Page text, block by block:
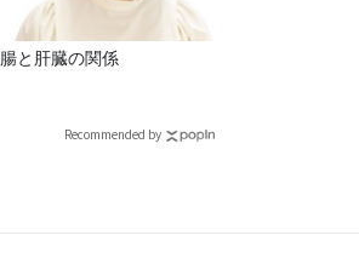
腸と肝臓の関係
Recommended by